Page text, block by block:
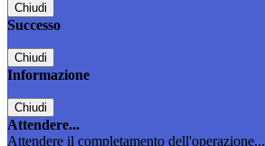
Chiudi
Successo
Chiudi
Informazione
Chiudi
Attendere...
Attendere il completamento dell'operazione...